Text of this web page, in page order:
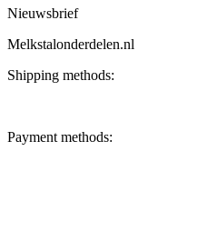
Nieuwsbrief
Melkstalonderdelen.nl
Shipping methods:
Payment methods: